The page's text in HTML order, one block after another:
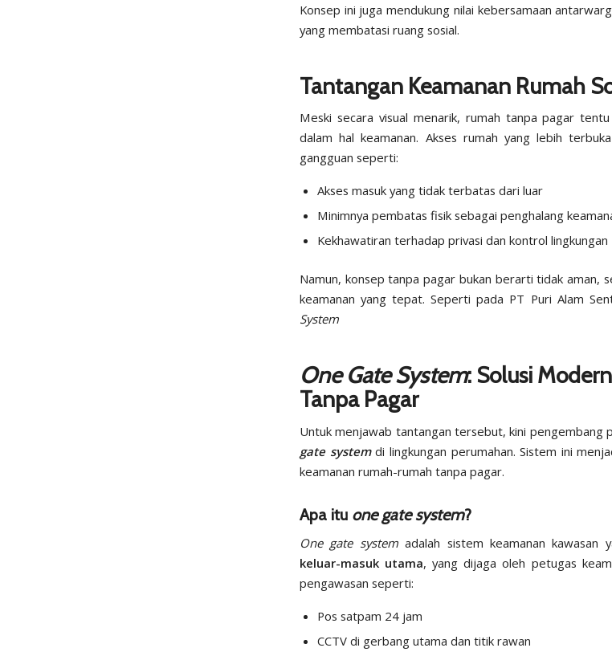
Konsep ini juga mendukung nilai kebersamaan
yang membatasi ruang sosial.
Tantangan Keamanan Rumah
Meski secara visual menarik, rumah tanpa pagar
dalam hal keamanan. Akses rumah yang lebih
gangguan seperti:
Akses masuk yang tidak terbatas dari luar
Minimnya pembatas fisik sebagai penghalang
Kekhawatiran terhadap privasi dan kontrol lingkungan
Namun, konsep tanpa pagar bukan berarti tidak aman,
keamanan yang tepat. Seperti pada PT Puri Alam
System
One Gate System: Solusi
Tanpa Pagar
Untuk menjawab tantangan tersebut, kini pengembang
gate systemdi lingkungan perumahan. Sistem ini
keamanan rumah-rumah tanpa pagar.
Apa itu one gate system?
One gate systemadalah sistem keamanan kawasan
keluar-masuk utama, yang dijaga oleh petugas
pengawasan seperti:
Pos satpam 24 jam
CCTV di gerbang utama dan titik rawan